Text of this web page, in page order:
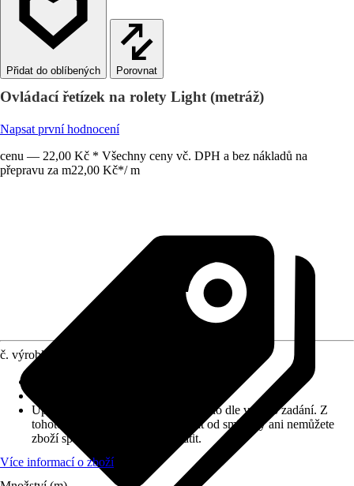
Porovnat
Ovládací řetízek na rolety Light (metráž)
Napsat první hodnocení
cenu — 22,00 Kč * Všechny ceny vč. DPH a bez nákladů na
přepravu za m22,00 Kč*/ m
č. výrobku
Upozornění: toto zboží bylo vyrobeno dle vašeho zadání. Z
tohoto důvodu nemůžete odstoupit od smlouvy ani nemůžete
zboží společnosti Hornbach vrátit.
Více informací o zboží